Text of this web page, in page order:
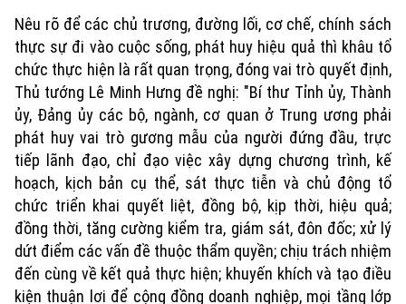
Đất đai
Kinh nghiệm
Xe máy
Thị trường
Đánh giá
Tuyển sinh
Hướng nghiệp
Văn hóa
Tin tức
Làng nghề
Di tích
Sức khỏe
Y tế
Dinh dưỡng
Tư vấn sức khỏe
Thể thao
Bóng đá
Quần vợt
Golf
Giải trí
Tin tức
Sao
Đã phát sóng
Nêu rõ để các chủ trương, đường lối, cơ chế, chính sách
thực sự đi vào cuộc sống, phát huy hiệu quả thì khâu tổ
chức thực hiện là rất quan trọng, đóng vai trò quyết định,
Thủ tướng Lê Minh Hưng đề nghị: "Bí thư Tỉnh ủy, Thành
ủy, Đảng ủy các bộ, ngành, cơ quan ở Trung ương phải
phát huy vai trò gương mẫu của người đứng đầu, trực
tiếp lãnh đạo, chỉ đạo việc xây dựng chương trình, kế
hoạch, kịch bản cụ thể, sát thực tiễn và chủ động tổ
chức triển khai quyết liệt, đồng bộ, kịp thời, hiệu quả;
đồng thời, tăng cường kiểm tra, giám sát, đôn đốc; xử lý
dứt điểm các vấn đề thuộc thẩm quyền; chịu trách nhiệm
đến cùng về kết quả thực hiện; khuyến khích và tạo điều
kiện thuận lợi để cộng đồng doanh nghiệp, mọi tầng lớp